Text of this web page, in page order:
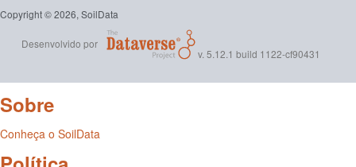
Copyright © 2026, SoilData
Desenvolvido por
v. 5.12.1 build 1122-cf90431
Sobre
Conheça o SoilData